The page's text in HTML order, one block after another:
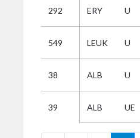
292 ERY U
549 LEUK U
38 ALB U
39 ALB UE